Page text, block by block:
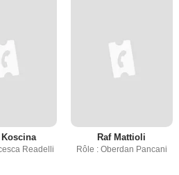
Readelli
Raf Mattioli
Rôle : Oberdan Pancani